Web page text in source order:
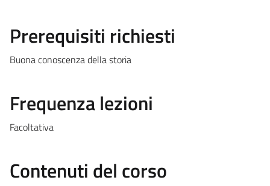
Prerequisiti richiesti
Buona conoscenza della storia
Frequenza lezioni
Facoltativa
Contenuti del corso